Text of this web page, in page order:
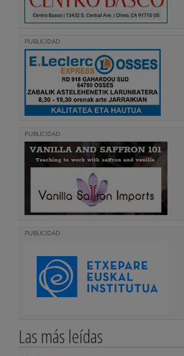
PUBLICIDAD
PUBLICIDAD
PUBLICIDAD
Las más leídas